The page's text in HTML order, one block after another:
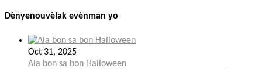
Dènyenouvèlak evènman yo
Oct 31, 2025
Ala bon sa bon Halloween